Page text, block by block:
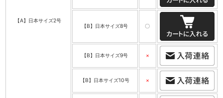
【A】日本サイズ2号
【B】日本サイズ8号 〇
【B】日本サイズ9号 ×
【B】日本サイズ10号 ×